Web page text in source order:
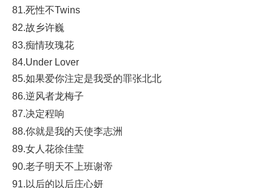
81.死性不Twins
82.故乡许巍
83.痴情玫瑰花
84.Under Lover
85.如果爱你注定是我受的罪张北北
86.逆风者龙梅子
87.决定程响
88.你就是我的天使李志洲
89.女人花徐佳莹
90.老子明天不上班谢帝
91.以后的以后庄心妍